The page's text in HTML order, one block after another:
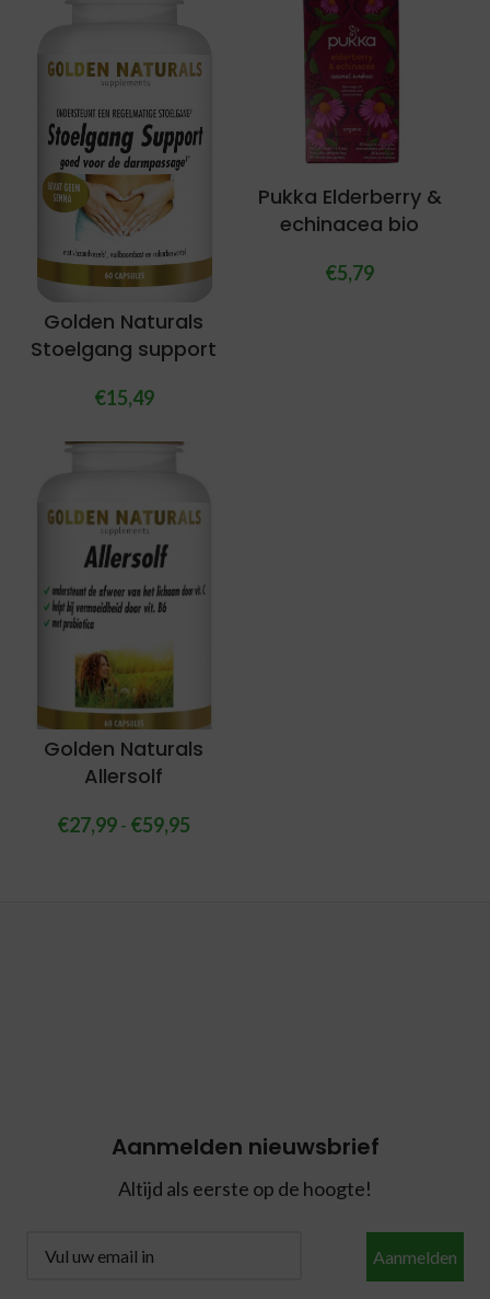
Golden Naturals
Stoelgang support
€15,49
Pukka Elderberry &
echinacea bio
€5,79
Golden Naturals
Allersolf
€27,99- €59,95
Aanmelden nieuwsbrief
Altijd als eerste op de hoogte!
Aanmelden